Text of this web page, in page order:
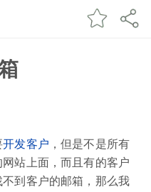
开发客户 ，但是不是所有
站上面，而且有的客户
到客户的邮箱，那么我